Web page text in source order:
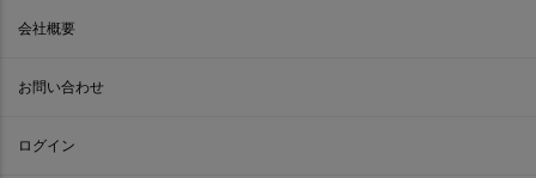
会社概要
お問い合わせ
ログイン